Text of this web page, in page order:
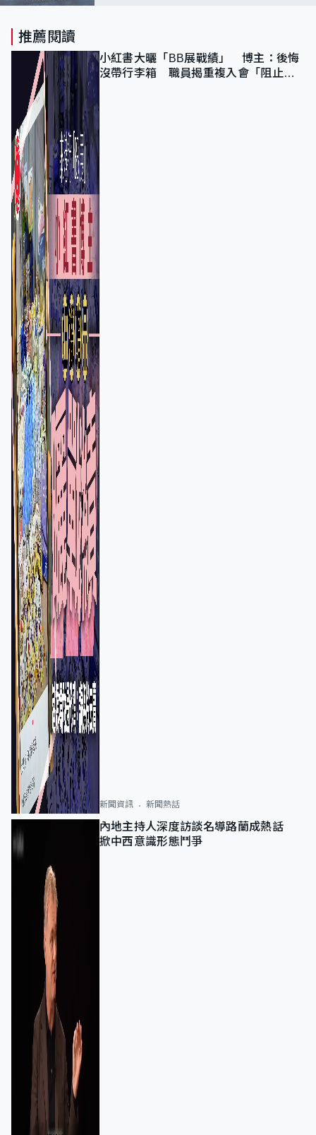
推薦閱讀
小紅書大曬「BB展戰績」 博主：後悔
沒帶行李箱 職員揭重複入會「阻止唔
新聞資訊 新聞熱話
內地主持人深度訪談名導路蘭成熱話
掀中西意識形態鬥爭